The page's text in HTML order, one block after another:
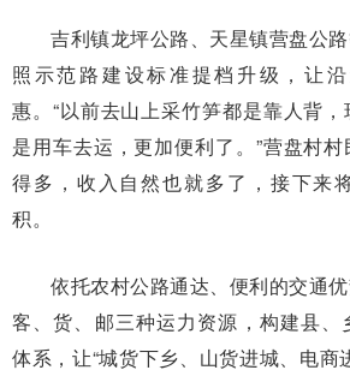
吉利镇龙坪公路、天星镇营盘公
照示范路建设标准提档升级，让
惠。“以前去山上采竹笋都是靠人背
是用车去运，更加便利了。”营盘村
得多，收入自然也就多了，接下来
积。
依托农村公路通达、便利的交通
客、货、邮三种运力资源，构建县、
体系，让“城货下乡、山货进城、电商